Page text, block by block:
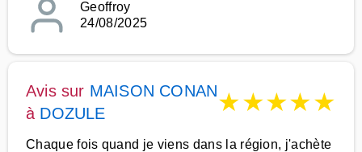
Geoffroy
24/08/2025
Avis sur MAISON CONAN
à DOZULE ★★★★★
Chaque fois quand je viens dans la région, j'achète